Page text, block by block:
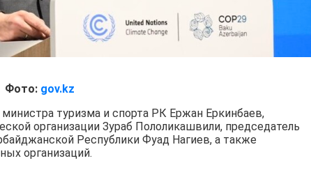
Фото: gov.kz
туризма и спорта РК Ержан Еркинбаев,
организации Зураб Пололикашвили, председатель
Республики Фуад Нагиев, а также
организаций.